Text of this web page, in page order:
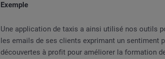
Exemple
Une application de taxis a ainsi utilisé nos outils
les emails de ses clients exprimant un
découvertes à profit pour améliorer la formation